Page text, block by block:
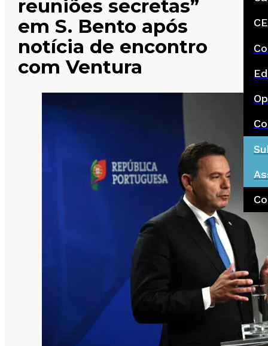
reuniões secretas”
em S. Bento após
notícia de encontro
com Ventura